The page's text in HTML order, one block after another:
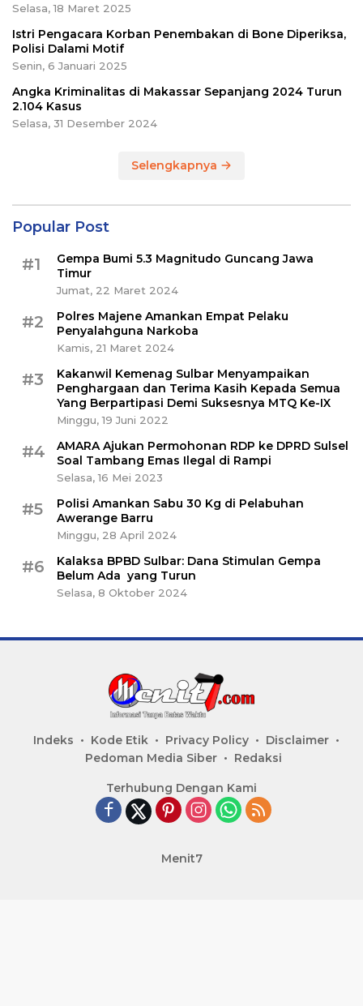
Selasa, 18 Maret 2025
Istri Pengacara Korban Penembakan di Bone Diperiksa,
Polisi Dalami Motif
Senin, 6 Januari 2025
Angka Kriminalitas di Makassar Sepanjang 2024 Turun
2.104 Kasus
Selasa, 31 Desember 2024
Selengkapnya
Popular Post
#1
Gempa Bumi 5.3 Magnitudo Guncang Jawa
Timur
Jumat, 22 Maret 2024
#2
Polres Majene Amankan Empat Pelaku
Penyalahguna Narkoba
Kamis, 21 Maret 2024
#3
Kakanwil Kemenag Sulbar Menyampaikan
Penghargaan dan Terima Kasih Kepada Semua
Yang Berpartipasi Demi Suksesnya MTQ Ke-IX
Minggu, 19 Juni 2022
#4
AMARA Ajukan Permohonan RDP ke DPRD Sulsel
Soal Tambang Emas Ilegal di Rampi
Selasa, 16 Mei 2023
#5
Polisi Amankan Sabu 30 Kg di Pelabuhan
Awerange Barru
Minggu, 28 April 2024
#6
Kalaksa BPBD Sulbar: Dana Stimulan Gempa
Belum Ada yang Turun
Selasa, 8 Oktober 2024
Indeks Kode Etik Privacy Policy
Disclaimer
Pedoman Media Siber
Redaksi
Terhubung Dengan Kami
Menit7